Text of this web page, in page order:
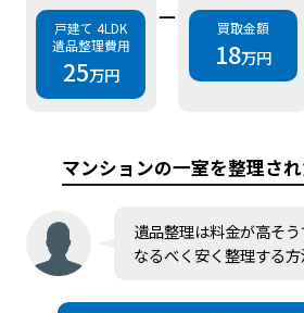
戸建て 4LDK
遺品整理費用
25万円
ー 買取金額
18万円
マンションの一室を整理さ
遺品整理は料金が高そう
なるべく安く整理する